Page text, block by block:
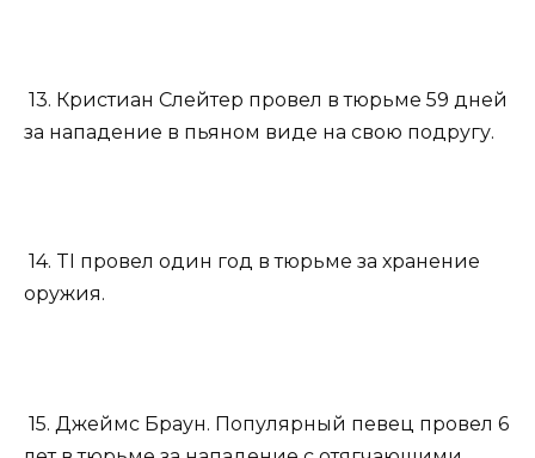
13. Кристиан Слейтер провел в тюрьме 59 дней
за нападение в пьяном виде на свою подругу.
14. TI провел один год в тюрьме за хранение
оружия.
15. Джеймс Браун. Популярный певец провел 6